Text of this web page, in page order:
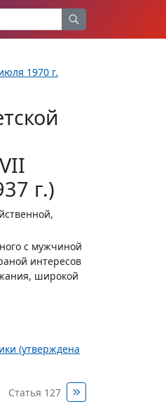
1970 г.
г.)
с мужчиной
интересов
широкой
(утверждена
Статья 127